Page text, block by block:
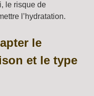
le risque de
l’hydratation.
le
et le type